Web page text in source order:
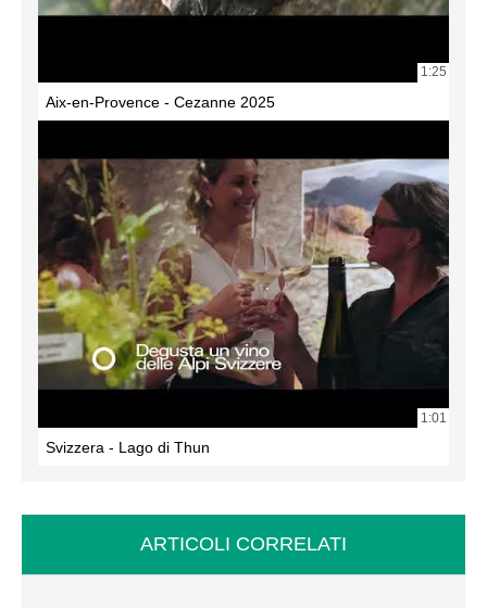
1:25
Aix-en-Provence - Cezanne 2025
1:01
Svizzera - Lago di Thun
ARTICOLI CORRELATI